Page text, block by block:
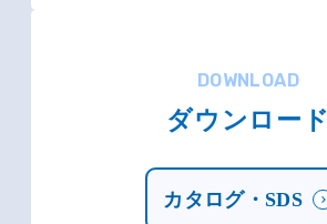
DOWNLOAD
ダウンロード
カタログ・SDS